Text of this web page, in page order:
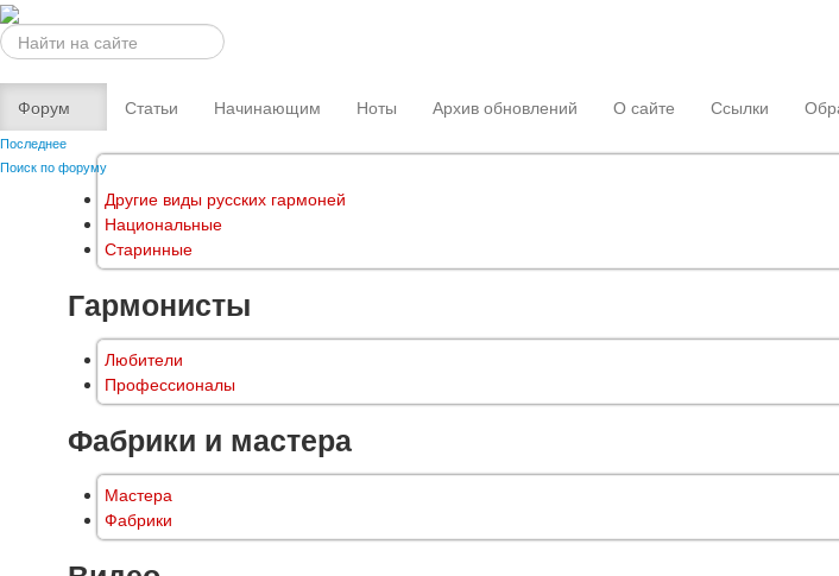
Искать...
Форум
Последнее
Поиск по форуму
Статьи Начинающим Ноты Архив обновлений О сайте Ссылки
Другие виды русских гармоней
Национальные
Старинные
Гармонисты
Любители
Профессионалы
Фабрики и мастера
Мастера
Фабрики